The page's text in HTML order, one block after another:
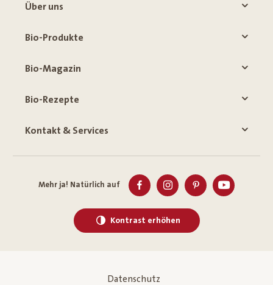
Über uns
Bio-Produkte
Bio-Magazin
Bio-Rezepte
Kontakt & Services
Mehr ja! Natürlich auf
Kontrast erhöhen
Datenschutz